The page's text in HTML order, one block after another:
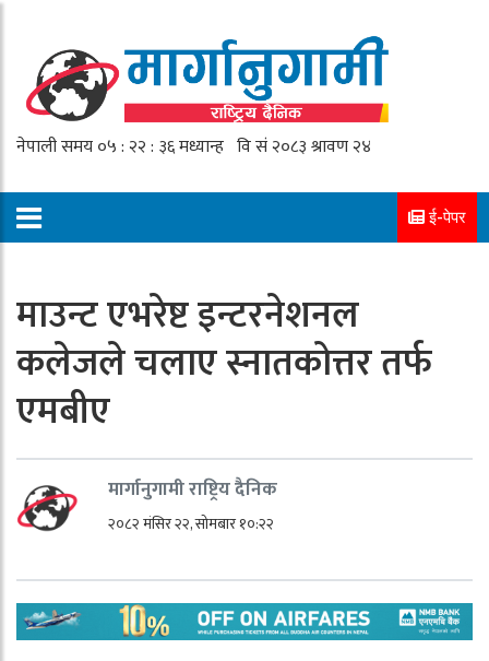
ई-पेपर
माउन्ट एभरेष्ट इन्टरनेशनल
कलेजले चलाए स्नातकोत्तर तर्फ
एमबीए
मार्गानुगामी राष्ट्रिय दैनिक
२०८२ मंसिर २२, सोमबार १०:२२